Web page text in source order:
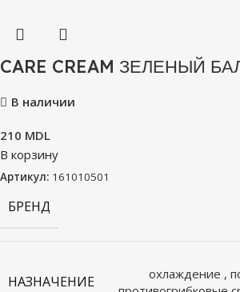
CARE CREAM ЗЕЛЕНЫЙ
В наличии
210 MDL
В корзину
Артикул: 161010501
БРЕНД
НАЗНАЧЕНИЕ
охлаждение ,